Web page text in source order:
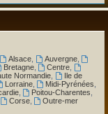
Alsace, Auvergne,
Bretagne, Centre
Normandie,
Ile de
Lorraine, Midi-Pyrénées
, Poitou-Charentes
Corse,
Outre-mer